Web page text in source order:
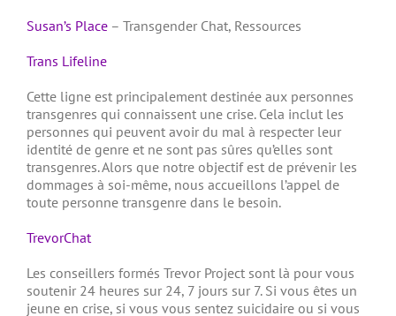
Susan’s Place – Transgender Chat, Ressources
Trans Lifeline
Cette ligne est principalement destinée aux personnes
transgenres qui connaissent une crise. Cela inclut les
personnes qui peuvent avoir du mal à respecter leur
identité de genre et ne sont pas sûres qu’elles sont
transgenres.Alors que notre objectif est de prévenir les
dommages à soi-même, nous accueillons l’appel de
toute personne transgenre dans le besoin.
TrevorChat
Les conseillers formés Trevor Project sont là pour vous
soutenir 24 heures sur 24, 7 jours sur 7. Si vous êtes un
jeune en crise, si vous vous sentez suicidaire ou si vous